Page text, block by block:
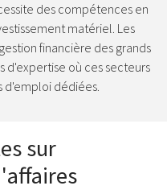
des compétences en
matériel. Les
financière des grands
d'expertise où ces secteurs
d'emploi dédiées.
sur